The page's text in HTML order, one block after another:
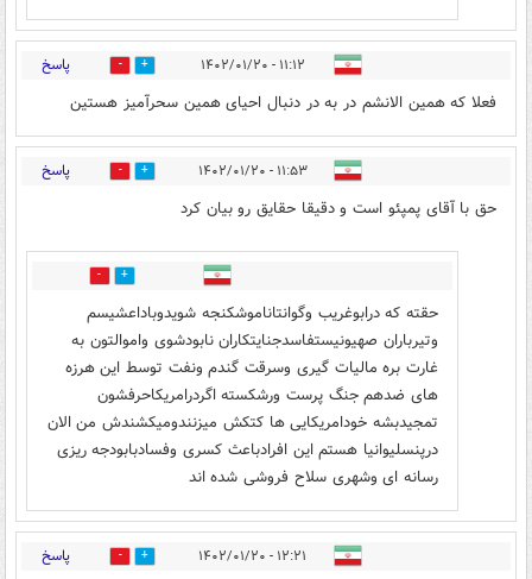
۱۱:۱۲ - ۱۴۰۲/۰۱/۲۰ 4 پاسخ
فعلا که همین الانشم در به در دنبال احیای همین سحرآمیز هستین
۱۱:۵۳ - ۱۴۰۲/۰۱/۲۰ 1 پاسخ
حق با آقای پمپئو است و دقیقا حقایق رو بیان کرد
1
حقته که درابوغریب وگوانتاناموشکنجه شویدوباداعشیسم
وتیرباران صهیونیستفاسدجنایتکاران نابودشوی واموالتون به
غارت بره مالیات گیری وسرقت گندم ونفت توسط این هرزه
های ضدهم جنگ پرست ورشکسته اگردرامریکاحرفشون
تمجیدبشه خودامریکایی ها کتکش میزنندومیکشندش من الان
درپنسلیوانیا هستم این افرادباعث کسری وفسادبابودجه ریزی
رسانه ای وشهری سلاح فروشی شده اند
۱۲:۲۱ - ۱۴۰۲/۰۱/۲۰ 0 پاسخ